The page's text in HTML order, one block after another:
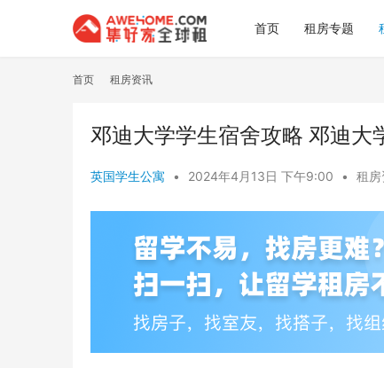
首页 租房专题
首页 租房资讯
邓迪大学学生宿舍攻略 邓迪大
英国学生公寓 • 2024年4月13日 下午9:00 • 租